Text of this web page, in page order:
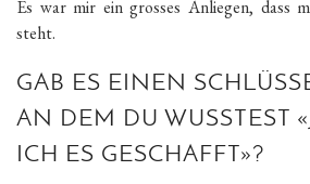
Es war mir ein grosses Anliegen, dass
steht.
GAB ES EINEN
AN DEM DU WUSSTEST
ICH ES GESCHAFFT»?